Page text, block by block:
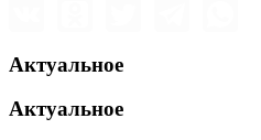
Актуальное
Актуальное